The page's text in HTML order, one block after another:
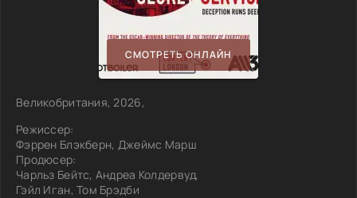
СМОТРЕТЬ ОНЛАЙН
Великобритания, 2026,
Режиссер:
Фэррен Блэкберн, Джеймс Марш
Продюсер:
Чарльз Бейтс, Андреа Колдервуд,
Гэйл Иган, Том Брэдби